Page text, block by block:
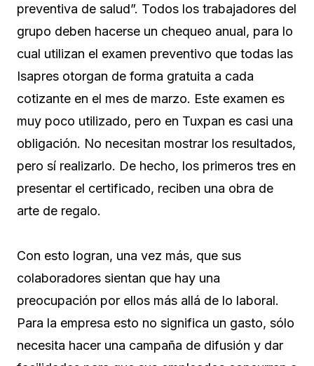
preventiva de salud”. Todos los trabajadores del
grupo deben hacerse un chequeo anual, para lo
cual utilizan el examen preventivo que todas las
Isapres otorgan de forma gratuita a cada
cotizante en el mes de marzo. Este examen es
muy poco utilizado, pero en Tuxpan es casi una
obligación. No necesitan mostrar los resultados,
pero sí realizarlo. De hecho, los primeros tres en
presentar el certificado, reciben una obra de
arte de regalo.
Con esto logran, una vez más, que sus
colaboradores sientan que hay una
preocupación por ellos más allá de lo laboral.
Para la empresa esto no significa un gasto, sólo
necesita hacer una campaña de difusión y dar